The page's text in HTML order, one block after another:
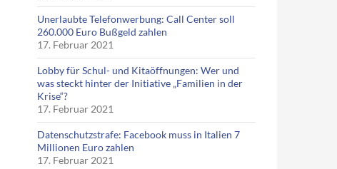
Unerlaubte Telefonwerbung: Call Center soll
260.000 Euro Bußgeld zahlen
17. Februar 2021
Lobby für Schul- und Kitaöffnungen: Wer und
was steckt hinter der Initiative „Familien in der
Krise“?
17. Februar 2021
Datenschutzstrafe: Facebook muss in Italien 7
Millionen Euro zahlen
17. Februar 2021